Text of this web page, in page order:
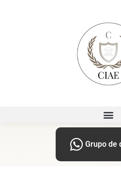
Grupo de